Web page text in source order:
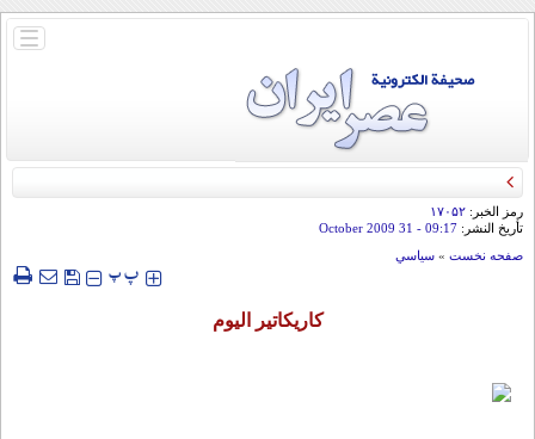
باز
رمز الخبر: ۱۷۰۵۲
تأريخ النشر: 09:17
- 31 October 2009
صفحه نخست » سياسي
‍‍‍ پپ
كاريكاتير اليوم